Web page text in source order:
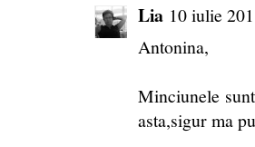
Lia 10 iulie
Antonina,
Minciunele
asta,sigur ma